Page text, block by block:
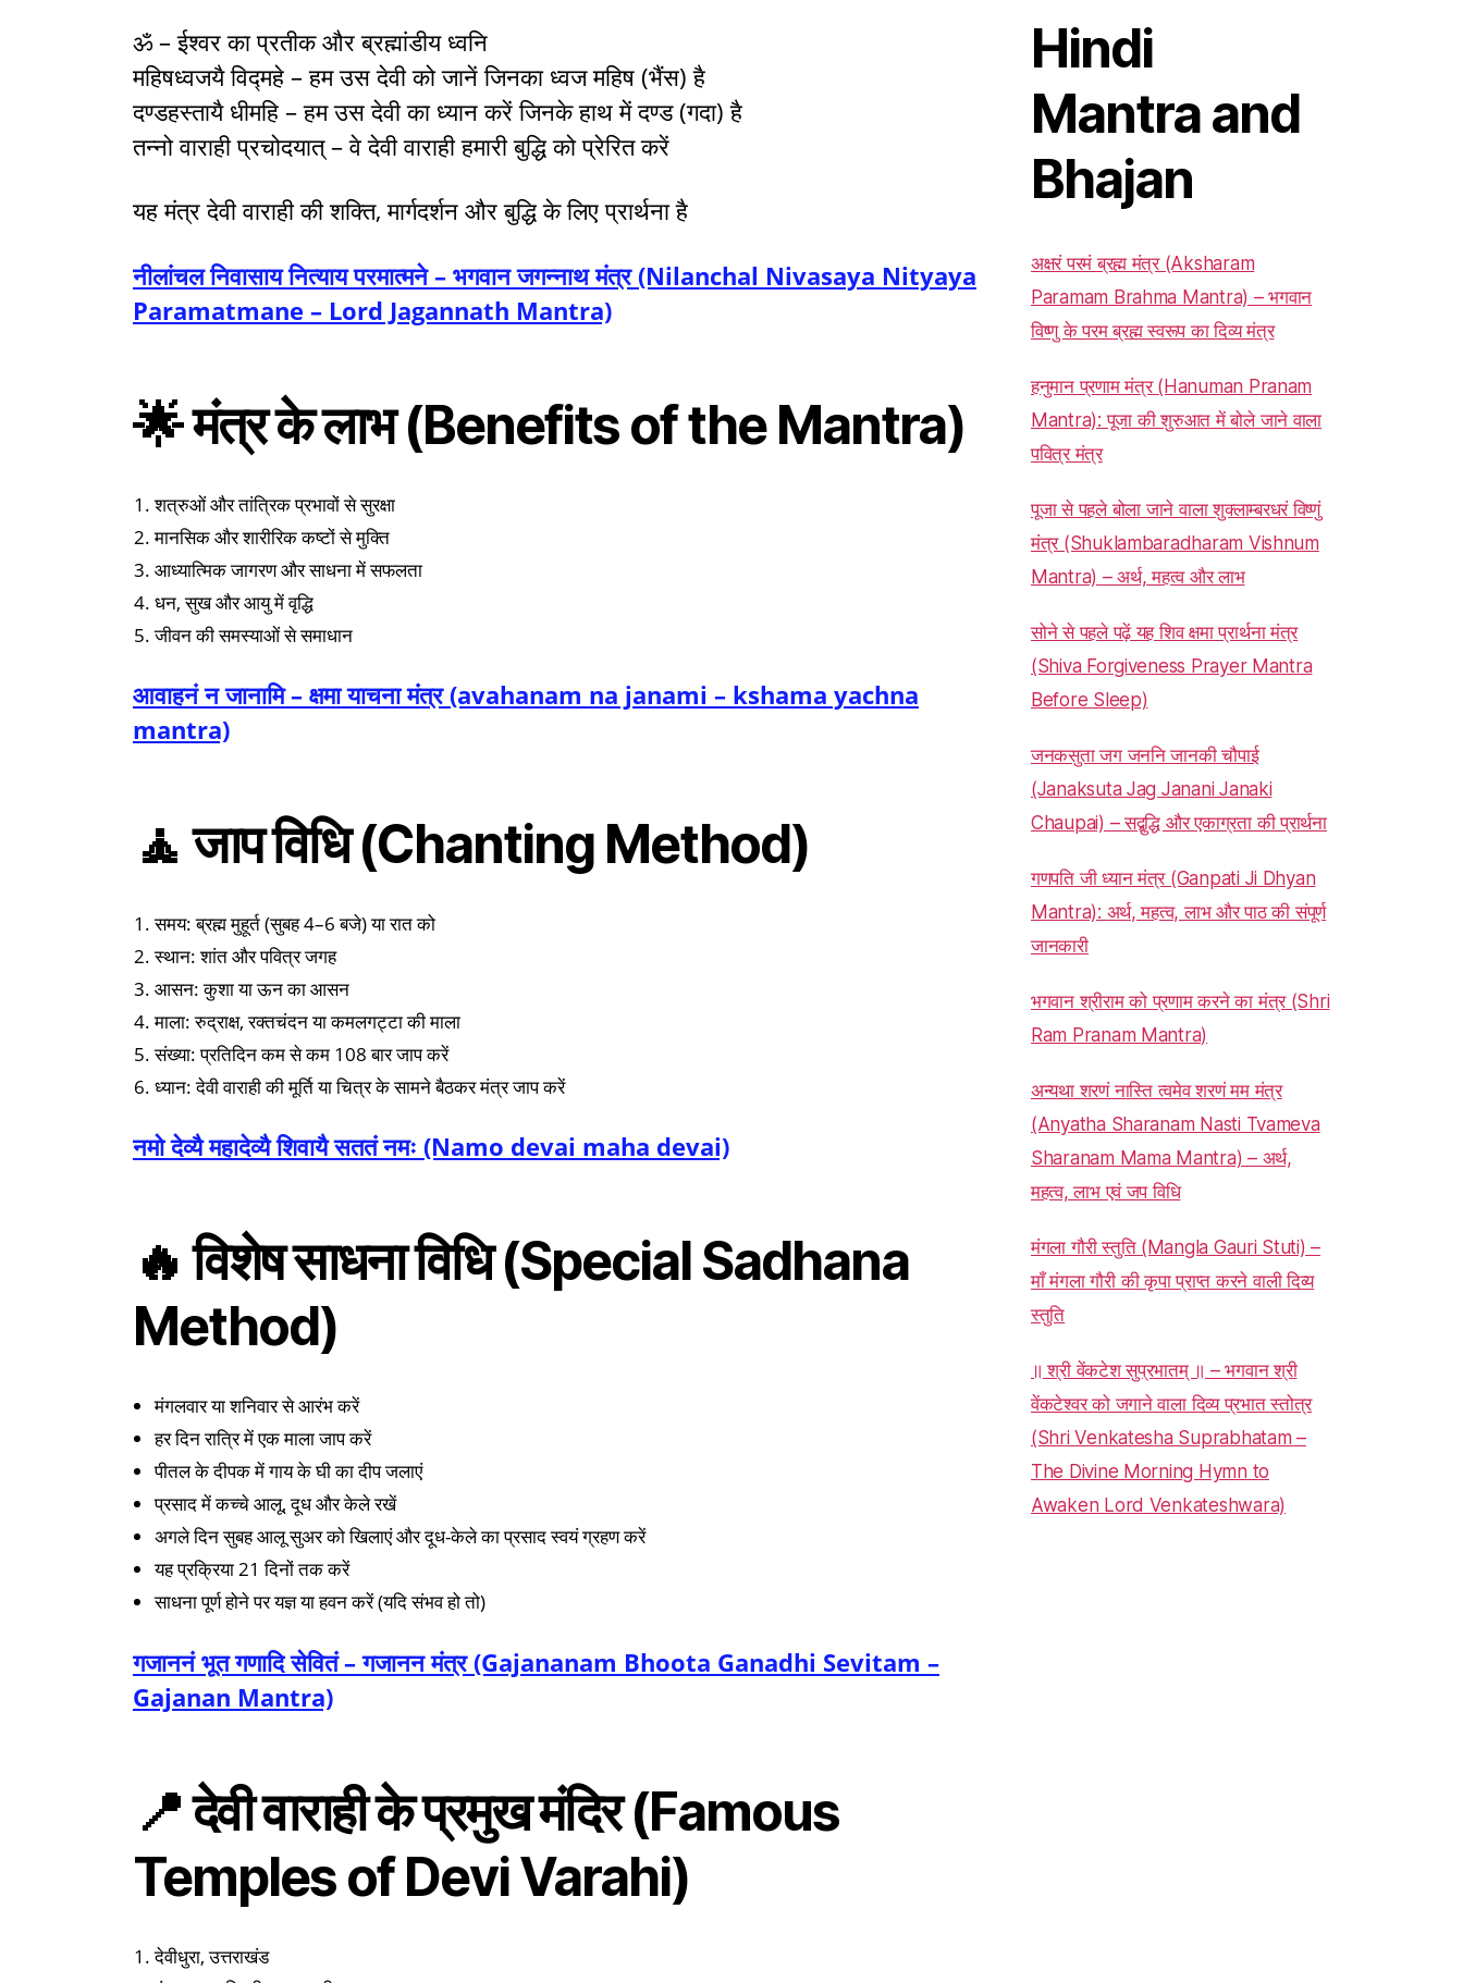
ॐ – ईश्वर का प्रतीक और ब्रह्मांडीय ध्वनि
महिषध्वजयै विद्महे – हम उस देवी को जानें जिनका ध्वज महिष (भैंस) है
दण्डहस्तायै धीमहि – हम उस देवी का ध्यान करें जिनके हाथ में दण्ड (गदा) है
तन्नो वाराही प्रचोदयात् – वे देवी वाराही हमारी बुद्धि को प्रेरित करें
यह मंत्र देवी वाराही की शक्ति, मार्गदर्शन और बुद्धि के लिए प्रार्थना है
नीलांचल निवासाय नित्याय परमात्मने – भगवान जगन्नाथ मंत्र (Nilanchal Nivasaya Nityaya
Paramatmane – Lord Jagannath Mantra)
🌟 मंत्र के लाभ (Benefits of the Mantra)
शत्रुओं और तांत्रिक प्रभावों से सुरक्षा
मानसिक और शारीरिक कष्टों से मुक्ति
आध्यात्मिक जागरण और साधना में सफलता
धन, सुख और आयु में वृद्धि
जीवन की समस्याओं से समाधान
आवाहनं न जानामि – क्षमा याचना मंत्र (avahanam na janami – kshama yachna
mantra)
🧘 जाप विधि (Chanting Method)
समय: ब्रह्म मुहूर्त (सुबह 4–6 बजे) या रात को
स्थान: शांत और पवित्र जगह
आसन: कुशा या ऊन का आसन
माला: रुद्राक्ष, रक्तचंदन या कमलगट्टा की माला
संख्या: प्रतिदिन कम से कम 108 बार जाप करें
ध्यान: देवी वाराही की मूर्ति या चित्र के सामने बैठकर मंत्र जाप करें
नमो देव्यै महादेव्यै शिवायै सततं नमः (Namo devai maha devai)
🔥 विशेष साधना विधि (Special Sadhana
Method)
मंगलवार या शनिवार से आरंभ करें
हर दिन रात्रि में एक माला जाप करें
पीतल के दीपक में गाय के घी का दीप जलाएं
प्रसाद में कच्चे आलू, दूध और केले रखें
अगले दिन सुबह आलू सुअर को खिलाएं और दूध-केले का प्रसाद स्वयं ग्रहण करें
यह प्रक्रिया 21 दिनों तक करें
साधना पूर्ण होने पर यज्ञ या हवन करें (यदि संभव हो तो)
गजाननं भूत गणादि सेवितं – गजानन मंत्र (Gajananam Bhoota Ganadhi Sevitam –
Gajanan Mantra)
📍 देवी वाराही के प्रमुख मंदिर (Famous
Temples of Devi Varahi)
देवीधुरा, उत्तराखंड
Hindi
Mantra and
Bhajan
अक्षरं परमं ब्रह्म मंत्र (Aksharam
Paramam Brahma Mantra) – भगवान
विष्णु के परम ब्रह्म स्वरूप का दिव्य मंत्र
हनुमान प्रणाम मंत्र (Hanuman Pranam
Mantra): पूजा की शुरुआत में बोले जाने वाला
पवित्र मंत्र
पूजा से पहले बोला जाने वाला शुक्लाम्बरधरं विष्णुं
मंत्र (Shuklambaradharam Vishnum
Mantra) – अर्थ, महत्व और लाभ
सोने से पहले पढ़ें यह शिव क्षमा प्रार्थना मंत्र
(Shiva Forgiveness Prayer Mantra
Before Sleep)
जनकसुता जग जननि जानकी चौपाई
(Janaksuta Jag Janani Janaki
Chaupai) – सद्बुद्धि और एकाग्रता की प्रार्थना
गणपति जी ध्यान मंत्र (Ganpati Ji Dhyan
Mantra): अर्थ, महत्व, लाभ और पाठ की संपूर्ण
जानकारी
भगवान श्रीराम को प्रणाम करने का मंत्र (Shri
Ram Pranam Mantra)
अन्यथा शरणं नास्ति त्वमेव शरणं मम मंत्र
(Anyatha Sharanam Nasti Tvameva
Sharanam Mama Mantra) – अर्थ,
महत्व, लाभ एवं जप विधि
मंगला गौरी स्तुति (Mangla Gauri Stuti) –
माँ मंगला गौरी की कृपा प्राप्त करने वाली दिव्य
स्तुति
॥ श्री वेंकटेश सुप्रभातम् ॥ – भगवान श्री
वेंकटेश्वर को जगाने वाला दिव्य प्रभात स्तोत्र
(Shri Venkatesha Suprabhatam –
The Divine Morning Hymn to
Awaken Lord Venkateshwara)